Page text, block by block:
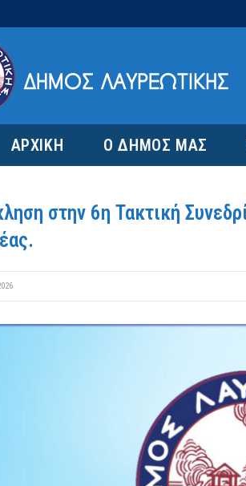
ΑΡΧΙΚΗ Ο ΔΗΜΟΣ ΜΑΣ
στην 6η Τακτική